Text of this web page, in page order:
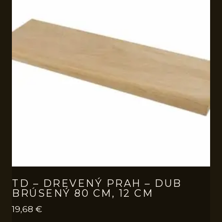
TD – DREVENÝ PRAH – DUB
BRÚSENÝ 80 CM, 12 CM
19,68 €